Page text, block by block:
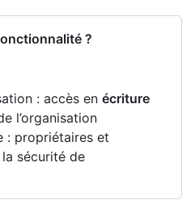
?
: accès en écriture
l’organisation
: propriétaires et
sécurité de